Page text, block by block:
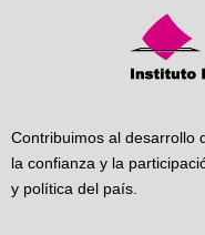
Contribuimos al desarrollo
la confianza y la
y política del país.